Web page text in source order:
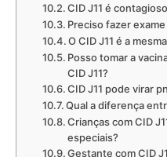
CID J11 é
Preciso fazer
O CID J11 é a
Posso tomar a
CID J11?
CID J11 pode virar
Qual a diferença
Crianças com CID
especiais?
Gestante com CID